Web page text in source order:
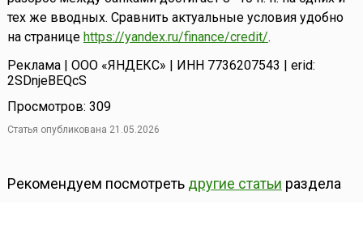
тех же вводных. Сравнить актуальные условия удобно
на странице https://yandex.ru/finance/credit/.
Реклама | ООО «ЯНДЕКС» | ИНН 7736207543 | erid:
2SDnjeBEQcS
Просмотров: 309
Статья опубликована 21.05.2026
Рекомендуем посмотреть другие статьи раздела